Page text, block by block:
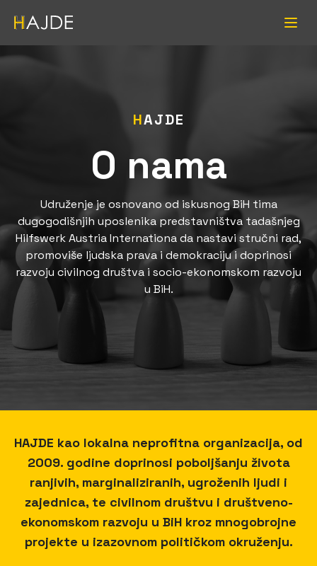
HAJDE
O nama
Udruženje je osnovano od iskusnog BiH tima
dugogodišnjih uposlenika predstavništva tadašnjeg
Hilfswerk Austria Internationa da nastavi stručni rad,
promoviše ljudska prava i demokraciju i doprinosi
razvoju civilnog društva i socio-ekonomskom razvoju
u BiH.
HAJDE kao lokalna neprofitna organizacija, od
2009. godine doprinosi poboljšanju života
ranjivih, marginaliziranih, ugroženih ljudi i
zajednica, te civilnom društvu i društveno-
ekonomskom razvoju u BiH kroz mnogobrojne
projekte u izazovnom političkom okruženju.